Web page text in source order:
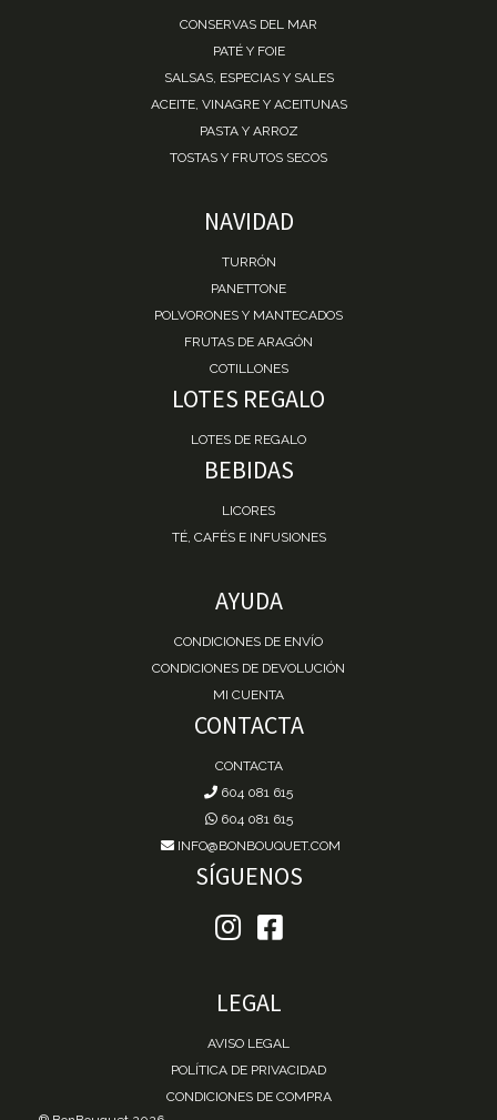
CONSERVAS DEL MAR
PATÉ Y FOIE
SALSAS, ESPECIAS Y SALES
ACEITE, VINAGRE Y ACEITUNAS
PASTA Y ARROZ
TOSTAS Y FRUTOS SECOS
NAVIDAD
TURRÓN
PANETTONE
POLVORONES Y MANTECADOS
FRUTAS DE ARAGÓN
COTILLONES
LOTES REGALO
LOTES DE REGALO
BEBIDAS
LICORES
TÉ, CAFÉS E INFUSIONES
AYUDA
CONDICIONES DE ENVÍO
CONDICIONES DE DEVOLUCIÓN
MI CUENTA
CONTACTA
CONTACTA
604 081 615
604 081 615
INFO@BONBOUQUET.COM
SÍGUENOS
LEGAL
AVISO LEGAL
POLÍTICA DE PRIVACIDAD
CONDICIONES DE COMPRA